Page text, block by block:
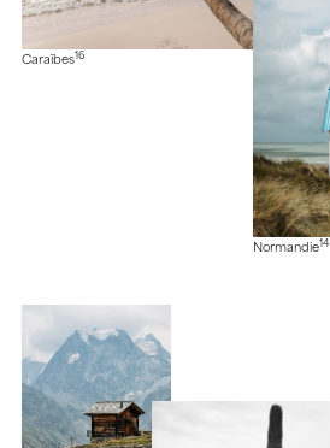
Caraïbes16
Normandie14